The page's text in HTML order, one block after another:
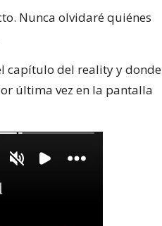
Nunca olvidaré quiénes
capítulo del reality y donde
última vez en la pantalla